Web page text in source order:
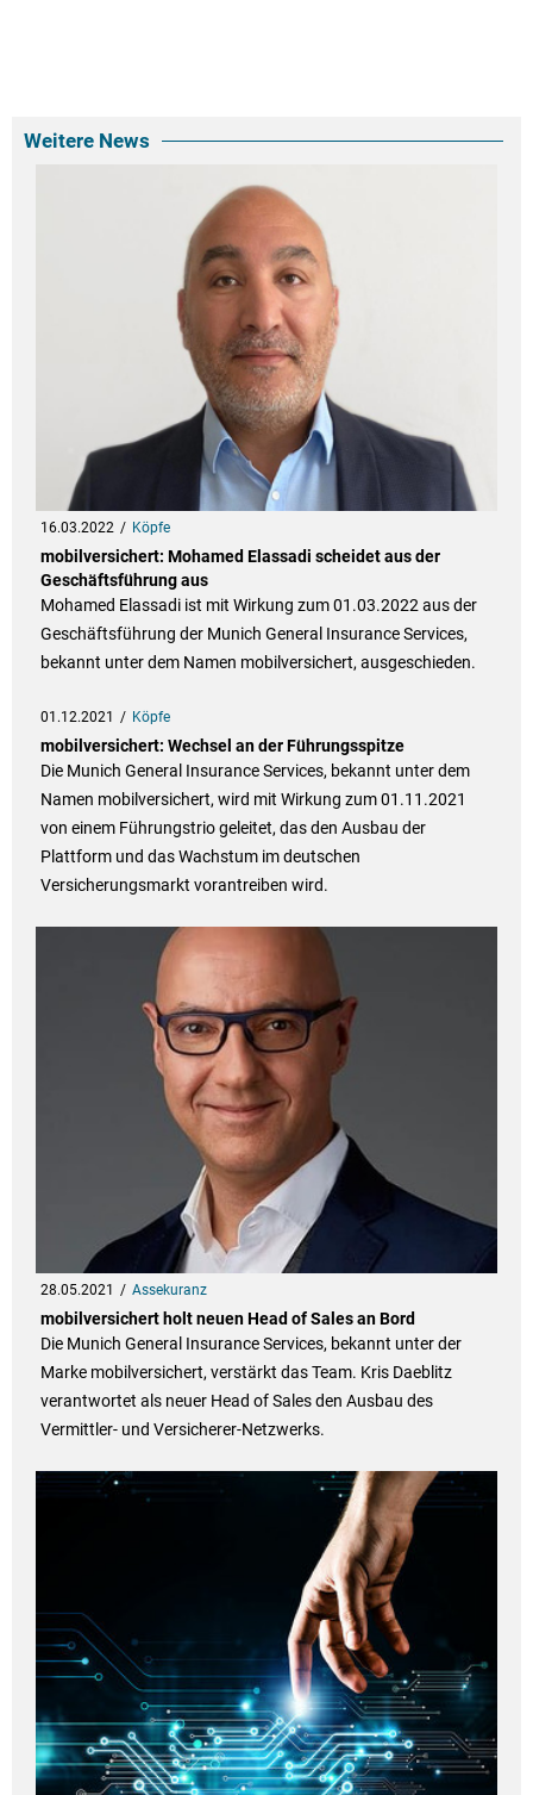
Weitere News
16.03.2022 Köpfe
mobilversichert: Mohamed Elassadi scheidet aus der
Geschäftsführung aus
Mohamed Elassadi ist mit Wirkung zum 01.03.2022 aus der
Geschäftsführung der Munich General Insurance Services,
bekannt unter dem Namen mobilversichert, ausgeschieden.
01.12.2021 Köpfe
mobilversichert: Wechsel an der Führungsspitze
Die Munich General Insurance Services, bekannt unter dem
Namen mobilversichert, wird mit Wirkung zum 01.11.2021
von einem Führungstrio geleitet, das den Ausbau der
Plattform und das Wachstum im deutschen
Versicherungsmarkt vorantreiben wird.
28.05.2021 Assekuranz
mobilversichert holt neuen Head of Sales an Bord
Die Munich General Insurance Services, bekannt unter der
Marke mobilversichert, verstärkt das Team. Kris Daeblitz
verantwortet als neuer Head of Sales den Ausbau des
Vermittler- und Versicherer-Netzwerks.